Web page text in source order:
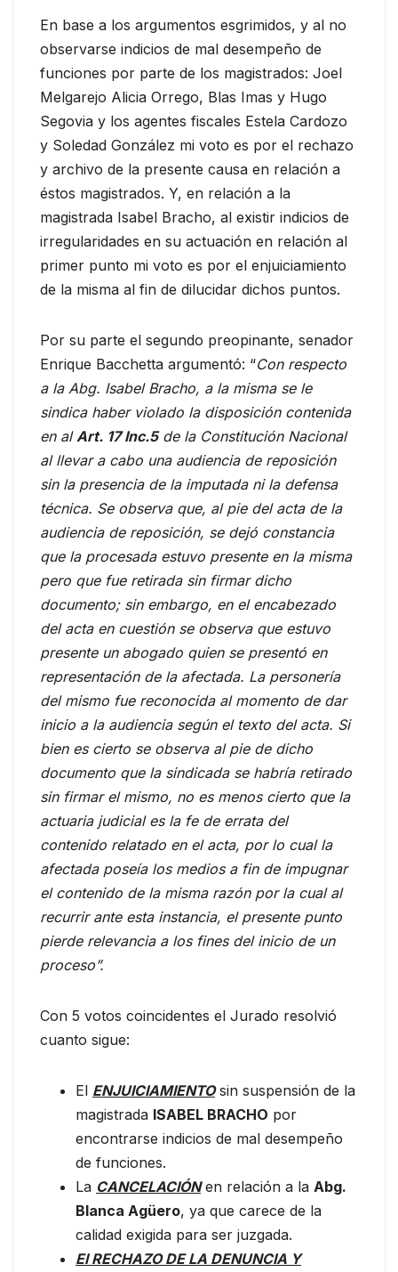
En base a los argumentos esgrimidos, y al no
observarse indicios de mal desempeño de
funciones por parte de los magistrados: Joel
Melgarejo Alicia Orrego, Blas Imas y Hugo
Segovia y los agentes fiscales Estela Cardozo
y Soledad González mi voto es por el rechazo
y archivo de la presente causa en relación a
éstos magistrados. Y, en relación a la
magistrada Isabel Bracho, al existir indicios de
irregularidades en su actuación en relación al
primer punto mi voto es por el enjuiciamiento
de la misma al fin de dilucidar dichos puntos.
Por su parte el segundo preopinante, senador
Enrique Bacchetta argumentó: “Con respecto
a la Abg. Isabel Bracho, a la misma se le
sindica haber violado la disposición contenida
en al Art. 17 Inc.5de la Constitución Nacional
al llevar a cabo una audiencia de reposición
sin la presencia de la imputada ni la defensa
técnica. Se observa que, al pie del acta de la
audiencia de reposición, se dejó constancia
que la procesada estuvo presente en la misma
pero que fue retirada sin firmar dicho
documento; sin embargo, en el encabezado
del acta en cuestión se observa que estuvo
presente un abogado quien se presentó en
representación de la afectada. La personería
del mismo fue reconocida al momento de dar
inicio a la audiencia según el texto del acta. Si
bien es cierto se observa al pie de dicho
documento que la sindicada se habría retirado
sin firmar el mismo, no es menos cierto que la
actuaria judicial es la fe de errata del
contenido relatado en el acta, por lo cual la
afectada poseía los medios a fin de impugnar
el contenido de la misma razón por la cual al
recurrir ante esta instancia, el presente punto
pierde relevancia a los fines del inicio de un
proceso”.
Con 5 votos coincidentes el Jurado resolvió
cuanto sigue:
El ENJUICIAMIENTOsin suspensión de la
magistrada ISABEL BRACHO por
encontrarse indicios de mal desempeño
de funciones.
La CANCELACIÓNen relación a la Abg.
Blanca Agüero, ya que carece de la
calidad exigida para ser juzgada.
El RECHAZO DE LA DENUNCIA Y